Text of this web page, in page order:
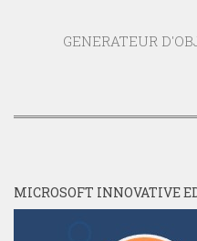
GENERATEUR
MICROSOFT INNOVATIVE